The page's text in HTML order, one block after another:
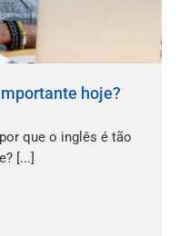
hoje?
que o inglês é tão
[...]